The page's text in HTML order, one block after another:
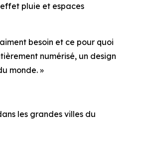
pluie et espaces
besoin et ce pour quoi
numérisé, un design
monde. »
les grandes villes du